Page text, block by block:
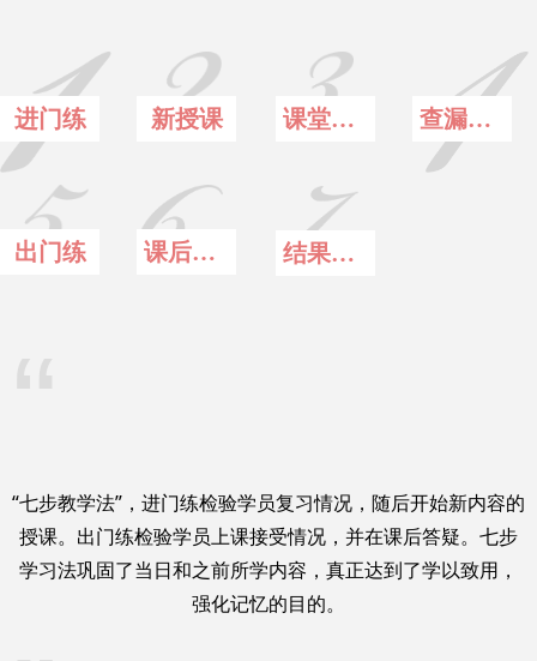
课堂落实
新授课
结果公示
进门练 查漏补缺
出门练 课后落实
“七步教学法”，进门练检验学员复习情况，随后开始新内容的
授课。出门练检验学员上课接受情况，并在课后答疑。七步
学习法巩固了当日和之前所学内容，真正达到了学以致用，
强化记忆的目的。